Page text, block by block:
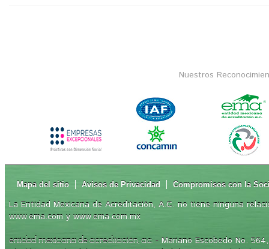
Nuestros
Mapa del sitio Avisos de Privacidad Compromisos con la
La Entidad Mexicana de Acreditación, A.C. no tiene ninguna
www.ema.com y www.ema.com.mx
entidad mexicana de acreditación, a.c. - Mariano Escobedo No.